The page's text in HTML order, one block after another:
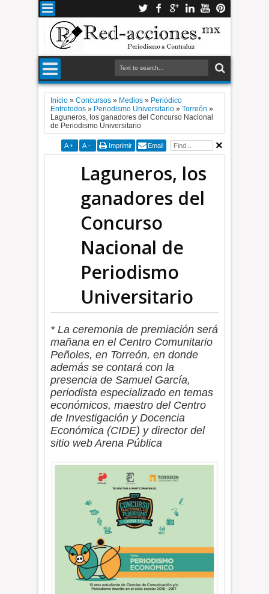
Inicio »Concursos » Medios » Periódico
Entretodos » Periodismo Universitario »Torreón »
Laguneros, los ganadores del Concurso Nacional
de Periodismo Universitario
A + A - Imprimir Email
Laguneros, los
ganadores del
Concurso
Nacional de
Periodismo
Universitario
* La ceremonia de premiación será
mañana en el Centro Comunitario
Peñoles, en Torreón, en donde
además se contará con la
presencia de Samuel García,
periodista especializado en temas
económicos, maestro del Centro
de Investigación y Docencia
Económica (CIDE) y director del
sitio web Arena Pública